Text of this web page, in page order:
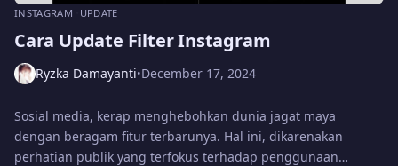
INSTAGRAM UPDATE
Cara Update Filter Instagram
Ryzka Damayanti•December 17, 2024
Sosial media, kerap menghebohkan dunia jagat maya
dengan beragam fitur terbarunya. Hal ini, dikarenakan
perhatian publik yang terfokus terhadap penggunaan…